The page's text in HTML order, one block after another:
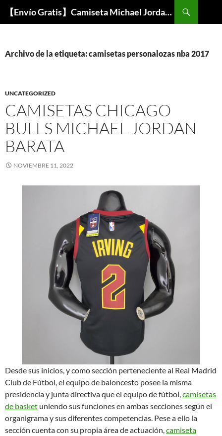
【Envío Gratis】Camiseta Michael Jordan NBA Barata
Buscar
Archivo de la etiqueta: camisetas personalozas nba 2017
UNCATEGORIZED
CAMISETAS CHICAGO
BULLS MICHAEL JORDAN
BARATA
NOVIEMBRE 11, 2022
Desde sus inicios, y como sección perteneciente al Real Madrid
Club de Fútbol, el equipo de baloncesto posee la misma
presidencia y junta directiva que el equipo de fútbol,camisetas
de basket uniendo sus funciones en ambas secciones según el
organigrama y sus diferentes competencias. Pese a ello la
sección cuenta con su propia área de actuación,camiseta